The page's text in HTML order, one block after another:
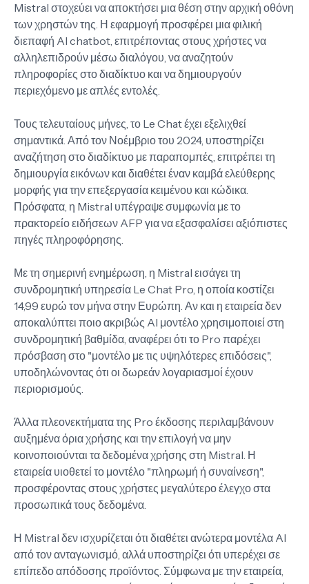
Mistral στοχεύει να αποκτήσει μια θέση στην αρχική οθόνη
των χρηστών της. Η εφαρμογή προσφέρει μια φιλική
διεπαφή AI chatbot, επιτρέποντας στους χρήστες να
αλληλεπιδρούν μέσω διαλόγου, να αναζητούν
πληροφορίες στο διαδίκτυο και να δημιουργούν
περιεχόμενο με απλές εντολές.
Τους τελευταίους μήνες, το Le Chat έχει εξελιχθεί
σημαντικά. Από τον Νοέμβριο του 2024, υποστηρίζει
αναζήτηση στο διαδίκτυο με παραπομπές, επιτρέπει τη
δημιουργία εικόνων και διαθέτει έναν καμβά ελεύθερης
μορφής για την επεξεργασία κειμένου και κώδικα.
Πρόσφατα, η Mistral υπέγραψε συμφωνία με το
πρακτορείο ειδήσεων AFP για να εξασφαλίσει αξιόπιστες
πηγές πληροφόρησης.
Με τη σημερινή ενημέρωση, η Mistral εισάγει τη
συνδρομητική υπηρεσία Le Chat Pro, η οποία κοστίζει
14,99 ευρώ τον μήνα στην Ευρώπη. Αν και η εταιρεία δεν
αποκαλύπτει ποιο ακριβώς AI μοντέλο χρησιμοποιεί στη
συνδρομητική βαθμίδα, αναφέρει ότι το Pro παρέχει
πρόσβαση στο "μοντέλο με τις υψηλότερες επιδόσεις",
υποδηλώνοντας ότι οι δωρεάν λογαριασμοί έχουν
περιορισμούς.
Άλλα πλεονεκτήματα της Pro έκδοσης περιλαμβάνουν
αυξημένα όρια χρήσης και την επιλογή να μην
κοινοποιούνται τα δεδομένα χρήσης στη Mistral. Η
εταιρεία υιοθετεί το μοντέλο "πληρωμή ή συναίνεση",
προσφέροντας στους χρήστες μεγαλύτερο έλεγχο στα
προσωπικά τους δεδομένα.
Η Mistral δεν ισχυρίζεται ότι διαθέτει ανώτερα μοντέλα AI
από τον ανταγωνισμό, αλλά υποστηρίζει ότι υπερέχει σε
επίπεδο απόδοσης προϊόντος. Σύμφωνα με την εταιρεία,